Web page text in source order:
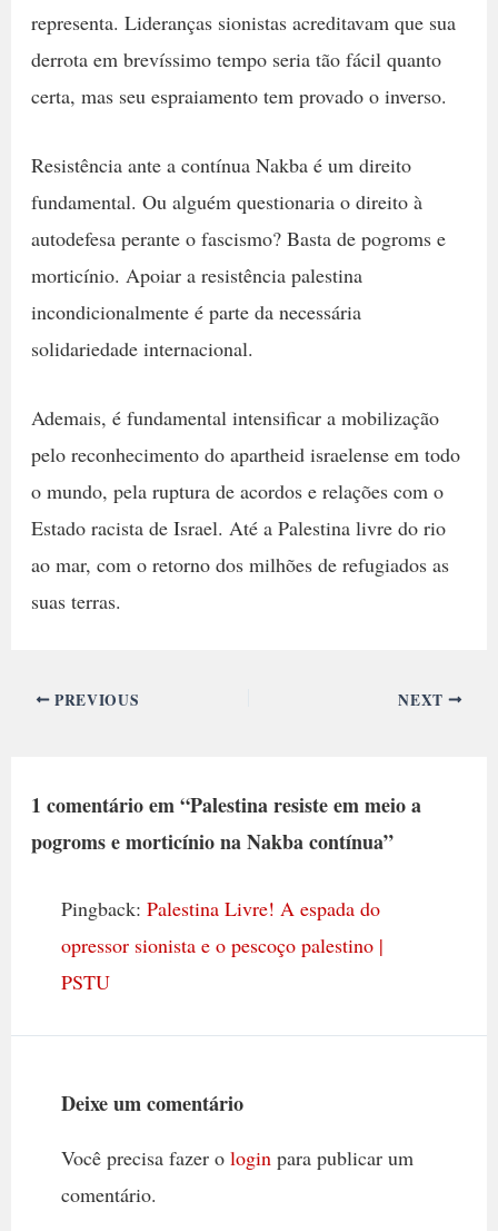
representa. Lideranças sionistas acreditavam que sua
derrota em brevíssimo tempo seria tão fácil quanto
certa, mas seu espraiamento tem provado o inverso.
Resistência ante a contínua Nakba é um direito
fundamental. Ou alguém questionaria o direito à
autodefesa perante o fascismo? Basta de pogroms e
morticínio. Apoiar a resistência palestina
incondicionalmente é parte da necessária
solidariedade internacional.
Ademais, é fundamental intensificar a mobilização
pelo reconhecimento do apartheid israelense em todo
o mundo, pela ruptura de acordos e relações com o
Estado racista de Israel. Até a Palestina livre do rio
ao mar, com o retorno dos milhões de refugiados as
suas terras.
PREVIOUS NEXT
1 comentário em “Palestina resiste em meio a
pogroms e morticínio na Nakba contínua”
Pingback: Palestina Livre! A espada do
opressor sionista e o pescoço palestino |
PSTU
Deixe um comentário
Você precisa fazer o loginpara publicar um
comentário.